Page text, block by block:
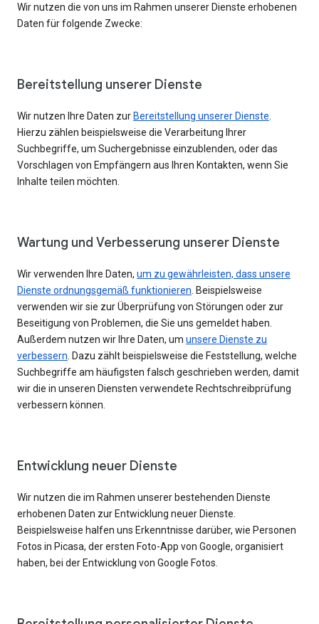
Wir nutzen die von uns im Rahmen unserer Dienste erhobenen
Daten für folgende Zwecke:
Bereitstellung unserer Dienste
Wir nutzen Ihre Daten zur Bereitstellung unserer Dienste
Hierzu zählen beispielsweise die Verarbeitung Ihrer
Suchbegriffe, um Suchergebnisse einzublenden, oder das
Vorschlagen von Empfängern aus Ihren Kontakten, wenn Sie
Inhalte teilen möchten.
Wartung und Verbesserung unserer Dienste
Wir verwenden Ihre Daten, um zu gewährleisten, dass unsere
Dienste ordnungsgemäß funktionieren . Beispielsweise
verwenden wir sie zur Überprüfung von Störungen oder zur
Beseitigung von Problemen, die Sie uns gemeldet haben.
Außerdem nutzen wir Ihre Daten, um unsere Dienste zu
verbessern . Dazu zählt beispielsweise die Feststellung, welche
Suchbegriffe am häufigsten falsch geschrieben werden, damit
wir die in unseren Diensten verwendete Rechtschreibprüfung
verbessern können.
Entwicklung neuer Dienste
Wir nutzen die im Rahmen unserer bestehenden Dienste
erhobenen Daten zur Entwicklung neuer Dienste.
Beispielsweise halfen uns Erkenntnisse darüber, wie Personen
Fotos in Picasa, der ersten Foto-App von Google, organisiert
haben, bei der Entwicklung von Google Fotos.